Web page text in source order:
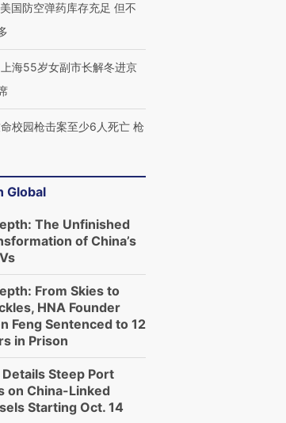
国防空弹药库存充足 但不
海55岁女副市长解冬进京
校园枪击案至少6人死亡 枪
Global
The Unfinished
of China’s
From Skies to
HNA Founder
Feng Sentenced to 12
in Prison
Details Steep Port
on China-Linked
Starting Oct. 14